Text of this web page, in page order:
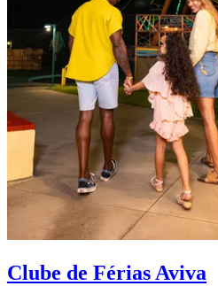
Clube de Férias Aviva